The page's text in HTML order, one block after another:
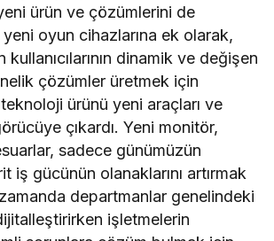
ürün ve çözümlerini de
oyun cihazlarına ek olarak,
dinamik ve değişen
çözümler üretmek için
ürünü yeni araçları ve
çıkardı. Yeni monitör,
sadece günümüzün
iş gücünün olanaklarını artırmak
departmanlar genelindeki
işletmelerin